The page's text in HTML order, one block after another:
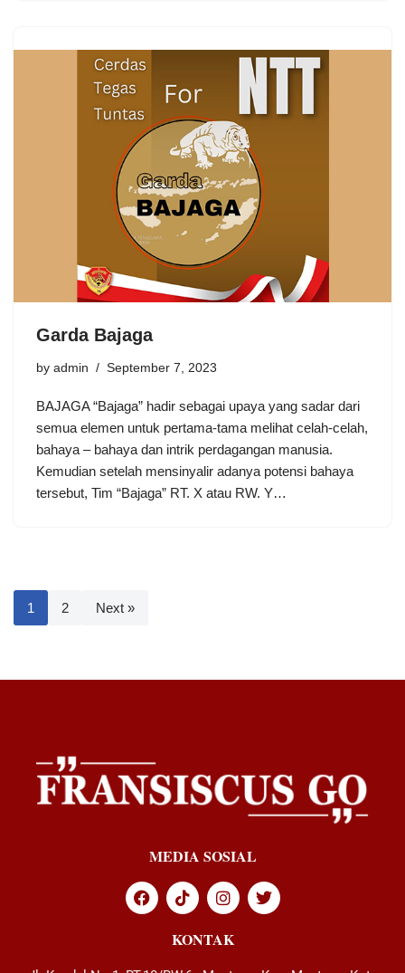
Garda Bajaga
by admin September 7, 2023
BAJAGA “Bajaga” hadir sebagai upaya yang sadar dari
semua elemen untuk pertama-tama melihat celah-celah,
bahaya – bahaya dan intrik perdagangan manusia.
Kemudian setelah mensinyalir adanya potensi bahaya
tersebut, Tim “Bajaga” RT. X atau RW. Y…
1 2 Next »
MEDIA SOSIAL
KONTAK